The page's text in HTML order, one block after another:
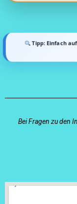
Tipp: Einfach
Bei Fragen zu den